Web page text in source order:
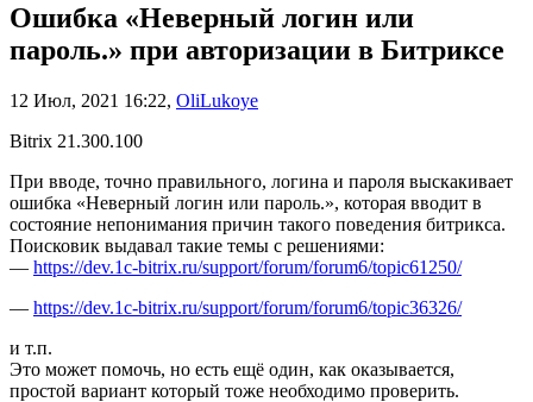
Ошибка «Неверный логин или
пароль.» при авторизации в Битриксе
12 Июл, 2021 16:22, OliLukoye
Bitrix 21.300.100
При вводе, точно правильного, логина и пароля выскакивает
ошибка «Неверный логин или пароль.», которая вводит в
состояние непонимания причин такого поведения битрикса.
Поисковик выдавал такие темы с решениями:
— https://dev.1c-bitrix.ru/support/forum/forum6/topic61250/
— https://dev.1c-bitrix.ru/support/forum/forum6/topic36326/
и т.п.
Это может помочь, но есть ещё один, как оказывается,
простой вариант который тоже необходимо проверить.